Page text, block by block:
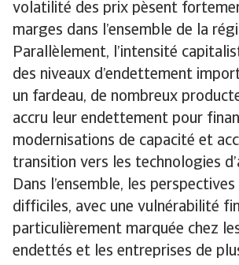
volatilité des prix pèsent
marges dans l’ensemble de la
Parallèlement, l’intensité
des niveaux d’endettement
un fardeau, de nombreux
accru leur endettement pour
modernisations de capacité et
transition vers les technologies
Dans l’ensemble, les
difficiles, avec une vulnérabilité
particulièrement marquée chez
endettés et les entreprises de